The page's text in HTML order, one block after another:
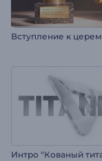
Интро "Кованый